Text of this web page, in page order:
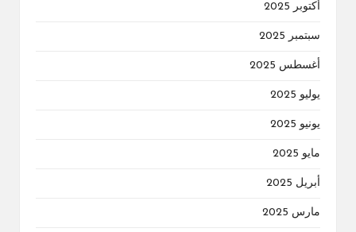
أكتوبر 2025
سبتمبر 2025
أغسطس 2025
يوليو 2025
يونيو 2025
مايو 2025
أبريل 2025
مارس 2025